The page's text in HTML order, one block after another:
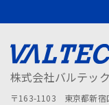
株式会社バルテック
〒163-1103 東京都新宿